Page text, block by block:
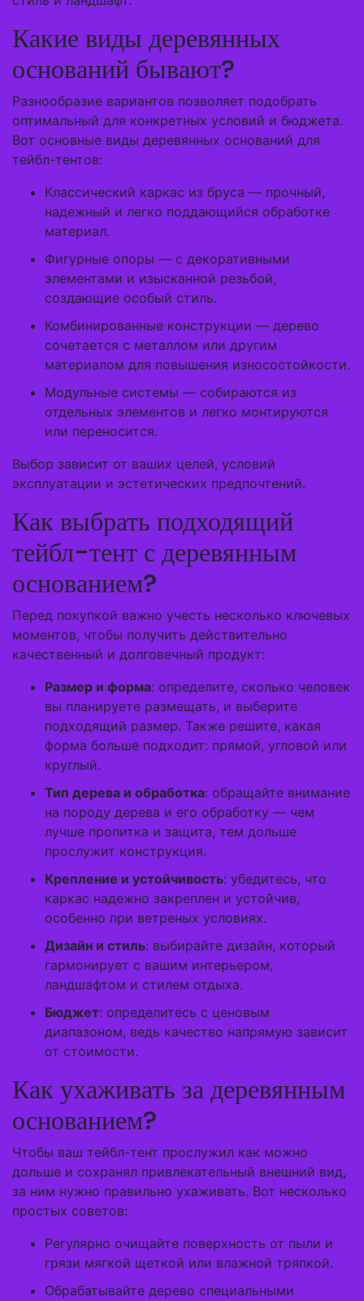
Какие виды деревянных
оснований бывают?
Разнообразие вариантов позволяет подобрать
оптимальный для конкретных условий и бюджета.
Вот основные виды деревянных оснований для
тейбл-тентов:
Классический каркас из бруса — прочный,
надежный и легко поддающийся обработке
материал.
Фигурные опоры — с декоративными
элементами и изысканной резьбой,
создающие особый стиль.
Комбинированные конструкции — дерево
сочетается с металлом или другим
материалом для повышения износостойкости.
Модульные системы — собираются из
отдельных элементов и легко монтируются
или переносится.
Выбор зависит от ваших целей, условий
эксплуатации и эстетических предпочтений.
Как выбрать подходящий
тейбл-тент с деревянным
основанием?
Перед покупкой важно учесть несколько ключевых
моментов, чтобы получить действительно
качественный и долговечный продукт:
Размер и форма: определите, сколько человек
вы планируете размещать, и выберите
подходящий размер. Также решите, какая
форма больше подходит: прямой, угловой или
круглый.
Тип дерева и обработка: обращайте внимание
на породу дерева и его обработку — чем
лучше пропитка и защита, тем дольше
прослужит конструкция.
Крепление и устойчивость: убедитесь, что
каркас надежно закреплен и устойчив,
особенно при ветреных условиях.
Дизайн и стиль: выбирайте дизайн, который
гармонирует с вашим интерьером,
ландшафтом и стилем отдыха.
Бюджет: определитесь с ценовым
диапазоном, ведь качество напрямую зависит
от стоимости.
Как ухаживать за деревянным
основанием?
Чтобы ваш тейбл-тент прослужил как можно
дольше и сохранял привлекательный внешний вид,
за ним нужно правильно ухаживать. Вот несколько
простых советов:
Регулярно очищайте поверхность от пыли и
грязи мягкой щеткой или влажной тряпкой.
Обрабатывайте дерево специальными